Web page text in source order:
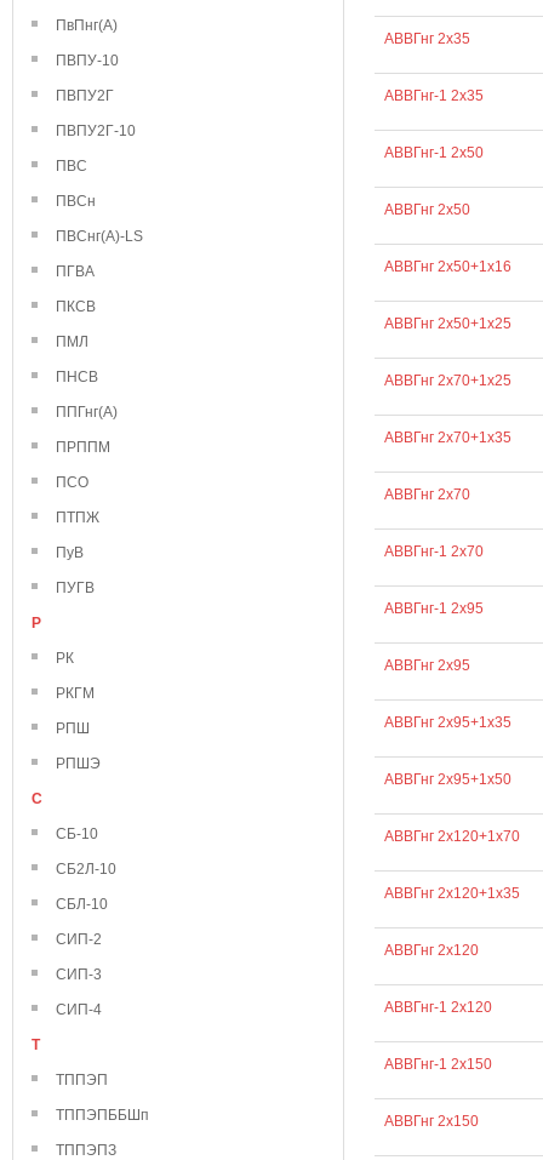
ПвПнг(А)
ПВПУ-10
ПВПУ2Г
ПВПУ2Г-10
ПВС
ПВСн
ПВСнг(А)-LS
ПГВА
ПКСВ
ПМЛ
ПНСВ
ППГнг(А)
ПРППМ
ПСО
ПТПЖ
ПуВ
ПУГВ
Р
РК
РКГМ
РПШ
РПШЭ
С
СБ-10
СБ2Л-10
СБЛ-10
СИП-2
СИП-3
СИП-4
Т
ТППЭП
ТППЭПББШп
ТППЭПЗ
АВВГнг 2х35
АВВГнг-1 2х35
АВВГнг-1 2х50
АВВГнг 2х50
АВВГнг 2х50+1х16
АВВГнг 2х50+1х25
АВВГнг 2х70+1х25
АВВГнг 2х70+1х35
АВВГнг 2х70
АВВГнг-1 2х70
АВВГнг-1 2х95
АВВГнг 2х95
АВВГнг 2х95+1х35
АВВГнг 2х95+1х50
АВВГнг 2х120+1х70
АВВГнг 2х120+1х35
АВВГнг 2х120
АВВГнг-1 2х120
АВВГнг-1 2х150
АВВГнг 2х150